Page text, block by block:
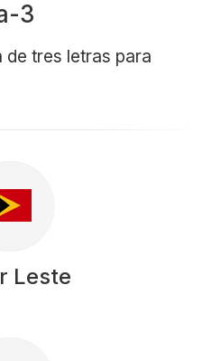
3
de tres letras para
Leste